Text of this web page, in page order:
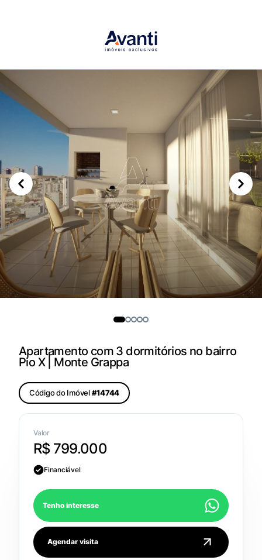
Apartamento com 3 dormitórios no bairro
Pio X | Monte Grappa
Código do Imóvel#14744
Valor
R$ 799.000
Financiável
Tenho interesse
Agendar visita